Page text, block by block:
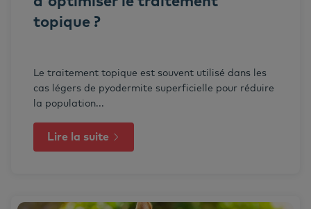
topique ?
Le traitement topique est souvent utilisé dans les
cas légers de pyodermite superficielle pour réduire
la population...
Lire la suite